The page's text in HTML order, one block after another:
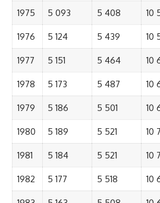
1975 5 093 5 408 10
1976 5 124 5 439 10
1977 5 151 5 464 10
1978 5 173 5 487 10
1979 5 186 5 501 10
1980 5 189 5 521 10
1981 5 184 5 521 10
1982 5 177 5 518 10